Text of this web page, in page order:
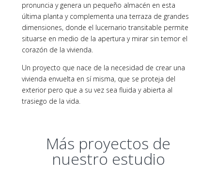
pronuncia y genera un pequeño almacén en esta
última planta y complementa una terraza de grandes
dimensiones, donde el lucernario transitable permite
situarse en medio de la apertura y mirar sin temor el
corazón de la vivienda.
Un proyecto que nace de la necesidad de crear una
vivienda envuelta en sí misma, que se proteja del
exterior pero que a su vez sea fluida y abierta al
trasiego de la vida.
Más proyectos de
nuestro estudio